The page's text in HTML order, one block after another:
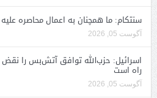
سنتکام: ما همچنان به اعمال محاصره
آگوست 05, 2026
اسرائیل: حزب‌الله توافق آتش‌بس را نقض
راه است
آگوست 05, 2026